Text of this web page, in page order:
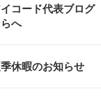
コード代表ブロ
へ
休暇のお知らせ